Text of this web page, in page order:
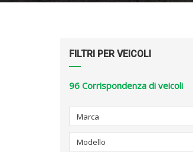
FILTRI PER VEICOLI
96 Corrispondenza di veicoli
Marca
Modello